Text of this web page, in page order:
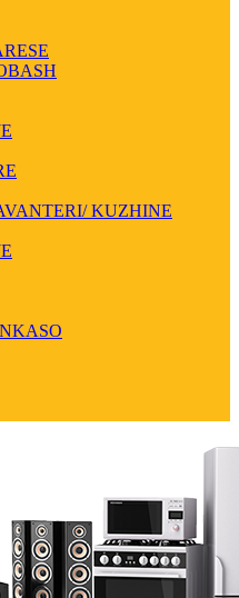
KUZHINE